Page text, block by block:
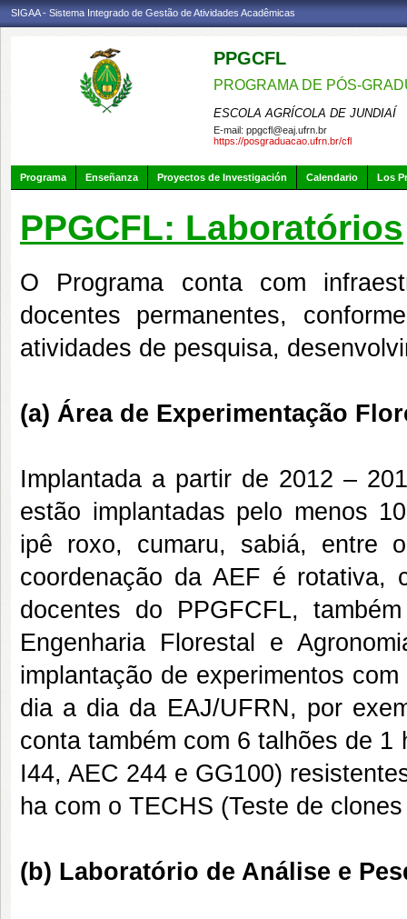
SIGAA - Sistema Integrado de Gestão de Atividades Acadêmicas
PPGCFL
PROGRAMA DE PÓS-
ESCOLA AGRÍCOLA DE JUNDIAÍ
E-mail: ppgcfl@eaj.ufrn.br
https://posgraduacao.ufrn.br/cfl
Programa Enseñanza Proyectos de Investigación Calendario Los
PPGCFL: Laboratórios
O Programa conta com
docentes permanentes,
atividades de pesquisa,
(a) Área de Experimentação
Implantada a partir de 2012 –
estão implantadas pelo menos
ipê roxo, cumaru, sabiá, entre
coordenação da AEF é
docentes do PPGFCFL,
Engenharia Florestal e
implantação de experimentos
dia a dia da EAJ/UFRN, por
conta também com 6 talhões de
I44, AEC 244 e GG100)
ha com o TECHS (Teste de
(b) Laboratório de Análise e